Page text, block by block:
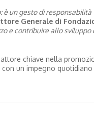
un gesto di
Generale di
e contribuire allo sviluppo
chiave nella
un impegno